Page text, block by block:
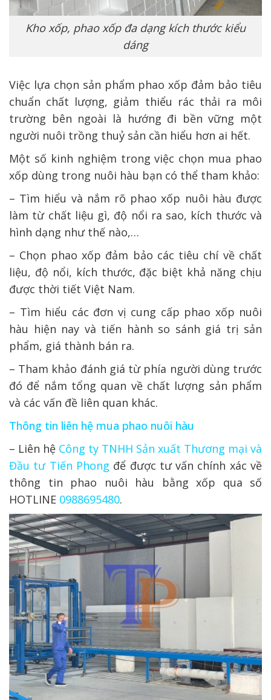
Kho xốp, phao xốp đa dạng kích thước kiểu
dáng
Việc lựa chọn sản phẩm phao xốp đảm bảo tiêu
chuẩn chất lượng, giảm thiểu rác thải ra môi
trường bên ngoài là hướng đi bền vững một
người nuôi trồng thuỷ sản cần hiểu hơn ai hết.
Một số kinh nghiệm trong việc chọn mua phao
xốp dùng trong nuôi hàu bạn có thể tham khảo:
– Tìm hiểu và nắm rõ phao xốp nuôi hàu được
làm từ chất liệu gì, độ nổi ra sao, kích thước và
hình dạng như thế nào,…
– Chọn phao xốp đảm bảo các tiêu chí về chất
liệu, độ nổi, kích thước, đặc biệt khả năng chịu
được thời tiết Việt Nam.
– Tìm hiểu các đơn vị cung cấp phao xốp nuôi
hàu hiện nay và tiến hành so sánh giá trị sản
phẩm, giá thành bán ra.
– Tham khảo đánh giá từ phía người dùng trước
đó để nắm tổng quan về chất lượng sản phẩm
và các vấn đề liên quan khác.
Thông tin liên hệ mua phao nuôi hàu
– Liên hệ Công ty TNHH Sản xuất Thương mại và
Đầu tư Tiến Phong để được tư vấn chính xác về
thông tin phao nuôi hàu bằng xốp qua số
HOTLINE 0988695480.